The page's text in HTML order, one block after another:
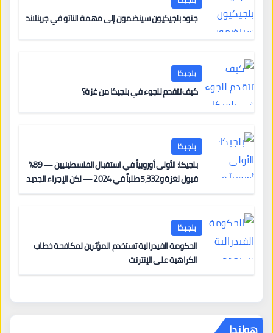
جنود بلجيكيون سينضمون إلى مهمة الناتو في جرينلاند
بلجيكا
كيف تتقدم للجوء في بلجيكا من غزة؟
بلجيكا
بلجيكا: الأولى أوروبياً في استقبال الفلسطينيين — 89%
قبول لغزة و5,332 طلباً في 2024 — لكن الإجراء الجديد
بلجيكا
الحكومة الفيدرالية تستخدم المؤثرين لمكافحة خطاب
الكراهية على الإنترنت